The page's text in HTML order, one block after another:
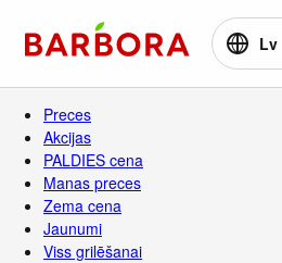
Lv
Preces
Akcijas
PALDIES cena
Manas preces
Zema cena
Jaunumi
Viss grilēšanai